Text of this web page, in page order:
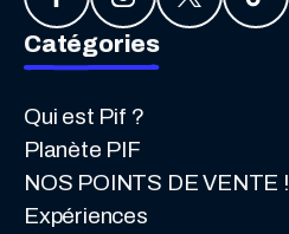
Catégories
Qui est Pif ?
Planète PIF
NOS POINTS DE VENTE !
Expériences